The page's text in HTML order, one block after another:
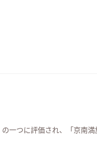
一つに評価され、「京南